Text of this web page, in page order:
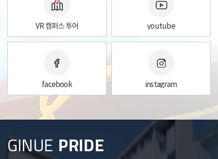
VR 캠퍼스 투어 youtube
facebook instagram
GINUE PRIDE